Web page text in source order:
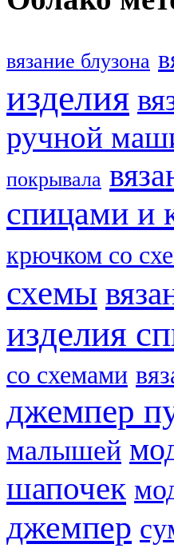
вязание блузона
изделия
ручной
покрывала
спицами и
крючком со
схемы
изделия
со схемами
джемпер
малышей
шапочек
джемпер